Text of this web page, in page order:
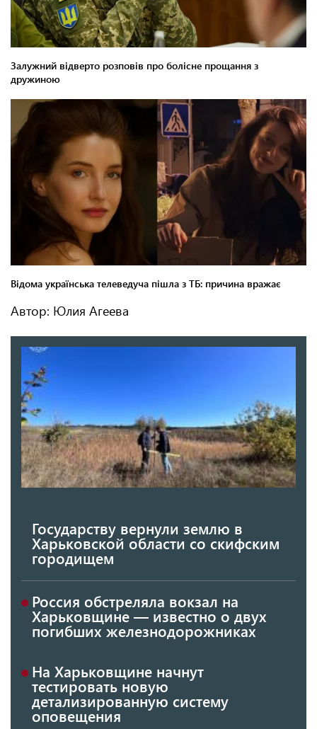
Автор: Юлия Агеева
Государству вернули землю в
Харьковской области со скифским
городищем
Россия обстреляла вокзал на
Харьковщине — известно о двух
погибших железнодорожниках
На Харьковщине начнут
тестировать новую
детализированную систему
оповещения